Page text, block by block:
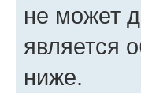
не может
является
ниже.